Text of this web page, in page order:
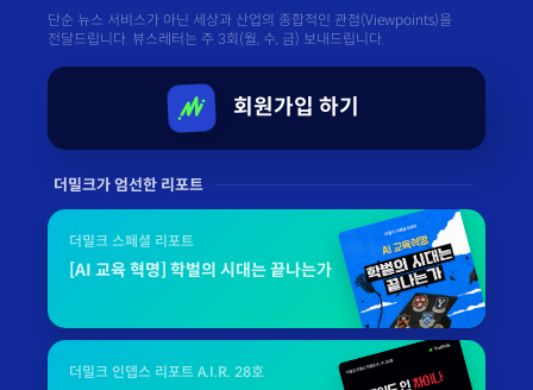
단순 뉴스 서비스가 아닌 세상과 산업의 종합적인 관점(Viewpoints)을
전달드립니다. 뷰스레터는 주 3회(월, 수, 금) 보내드립니다.
회원가입 하기
더밀크가 엄선한 리포트
더밀크 스페셜 리포트
[AI 교육 혁명] 학벌의 시대는 끝나는가
더밀크 인뎁스 리포트 A.I.R. 28호